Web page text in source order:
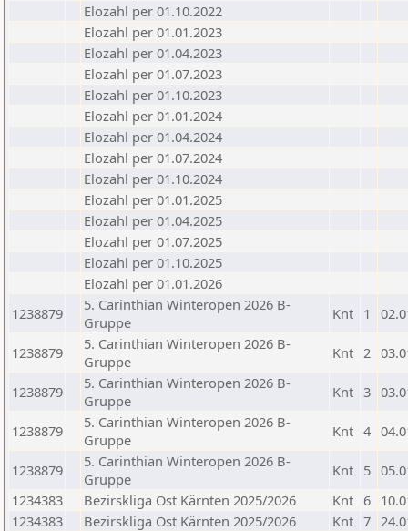
Elozahl per 01.10.2022
Elozahl per 01.01.2023
Elozahl per 01.04.2023
Elozahl per 01.07.2023
Elozahl per 01.10.2023
Elozahl per 01.01.2024
Elozahl per 01.04.2024
Elozahl per 01.07.2024
Elozahl per 01.10.2024
Elozahl per 01.01.2025
Elozahl per 01.04.2025
Elozahl per 01.07.2025
Elozahl per 01.10.2025
Elozahl per 01.01.2026
1238879
5. Carinthian Winteropen 2026 B-
Gruppe
Knt 1
1238879
5. Carinthian Winteropen 2026 B-
Gruppe
Knt 2
1238879
5. Carinthian Winteropen 2026 B-
Gruppe
Knt 3
1238879
5. Carinthian Winteropen 2026 B-
Gruppe
Knt 4
1238879
5. Carinthian Winteropen 2026 B-
Gruppe
Knt 5
1234383
Bezirskliga Ost Kärnten 2025/2026 Knt 6
1234383
Bezirskliga Ost Kärnten 2025/2026 Knt 7